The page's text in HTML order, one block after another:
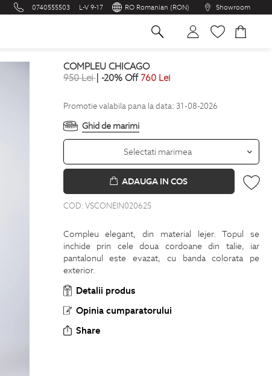
0740555503 L-V 9-17 RO Romanian (RON) Showroom
COMPLEU CHICAGO
950Lei| -20% Off 760 Lei
Promotie valabila pana la data: 31-08-2026
Ghid de marimi
Selectati marimea
ADAUGA IN COS
COD:VSCONEIN020625
Compleu elegant, din material lejer. Topul se
inchide prin cele doua cordoane din talie, iar
pantalonul este evazat, cu banda colorata pe
exterior.
Detalii produs
Opinia cumparatorului
Share